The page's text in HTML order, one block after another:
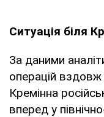
Ситуація біля
За даними
операцій вздовж
Кремінна
вперед у